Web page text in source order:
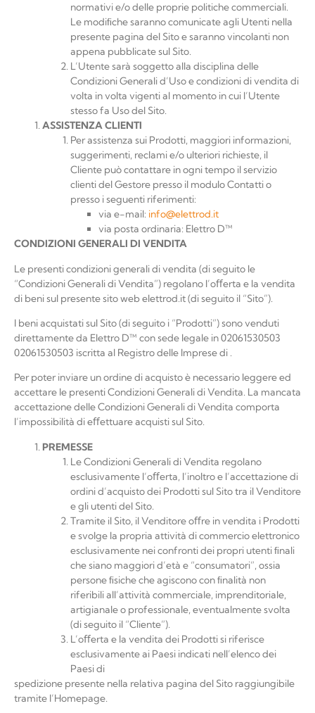
normativi e/o delle proprie politiche commerciali.
Le modiﬁche saranno comunicate agli Utenti nella
presente pagina del Sito e saranno vincolanti non
appena pubblicate sul Sito.
L’Utente sarà soggetto alla disciplina delle
Condizioni Generali d’Uso e condizioni di vendita di
volta in volta vigenti al momento in cui l’Utente
stesso fa Uso del Sito.
ASSISTENZACLIENTI
Per assistenza sui Prodotti, maggiori informazioni,
suggerimenti, reclami e/o ulteriori richieste, il
Cliente può contattare in ogni tempo il servizio
clienti del Gestore presso il modulo Contatti o
presso i seguenti riferimenti:
via e-mail: info@elettrod.it
via posta ordinaria: Elettro D™
CONDIZIONI GENERALI DI VENDITA
Le presenti condizioni generali di vendita (di seguito le
“Condizioni Generali di Vendita”) regolano l’oﬀerta e la vendita
di beni sul presente sito web elettrod.it (di seguito il “Sito”).
I beni acquistati sul Sito (di seguito i “Prodotti”) sono venduti
direttamente da Elettro D™ con sede legale in02061530503
02061530503 iscritta al Registro delle Imprese di .
Per poter inviare un ordine di acquisto è necessario leggere ed
accettare le presenti Condizioni Generali di Vendita. La mancata
accettazione delle Condizioni Generali di Vendita comporta
l’impossibilità di eﬀettuare acquisti sul Sito.
PREMESSE
Le Condizioni Generali di Vendita regolano
esclusivamente l’oﬀerta, l’inoltro e l’accettazione di
ordini d’acquisto dei Prodotti sul Sito tra il Venditore
e gli utenti del Sito.
Tramite il Sito, il Venditore oﬀre in vendita i Prodotti
e svolge la propria attività di commercio elettronico
esclusivamente nei confronti dei propri utenti ﬁnali
che siano maggiori d’età e “consumatori”, ossia
persone ﬁsiche che agiscono con ﬁnalità non
riferibili all’attività commerciale, imprenditoriale,
artigianale o professionale, eventualmente svolta
(di seguito il “Cliente”).
L’oﬀerta e la vendita dei Prodotti si riferisce
esclusivamente ai Paesi indicati nell’elenco dei
Paesidi
spedizione presente nella relativa pagina del Sito raggiungibile
tramite l’Homepage.